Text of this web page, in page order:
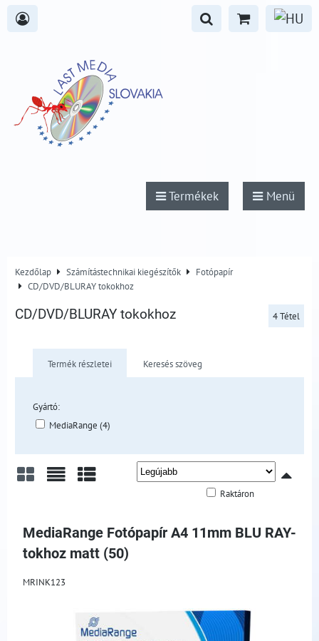
Termékek Menü
Kezdőlap Számítástechnikai kiegészítők
Fotópapír
CD/DVD/BLURAY tokokhoz
CD/DVD/BLURAY tokokhoz 4Tétel
Termék részletei Keresés szöveg
Gyártó:
MediaRange (4)
Raktáron
MediaRange Fotópapír A4 11mm BLU RAY-
tokhoz matt (50)
MRINK123